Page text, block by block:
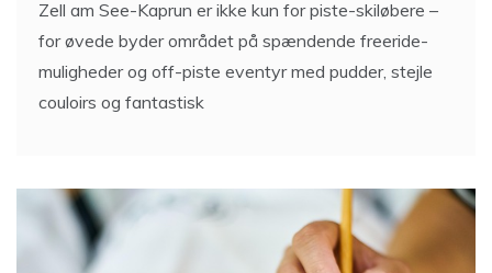
for øvede byder området på spændende freeride-
muligheder og off-piste eventyr med pudder, stejle
couloirs og fantastisk